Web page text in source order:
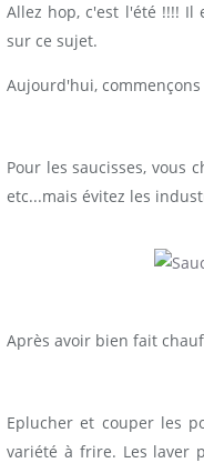
Allez hop, c'est l'été !!!! Il
sur ce sujet.
Aujourd'hui,
Pour les saucisses, vous
etc...mais évitez les
Après avoir bien fait
Eplucher et couper les
variété à frire. Les laver